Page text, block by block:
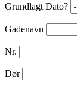
Grundlagt Dato?
Gadenavn
Nr.
Dør